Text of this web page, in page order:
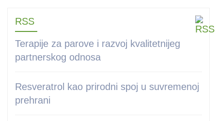
RSS
Terapije za parove i razvoj kvalitetnijeg
partnerskog odnosa
Resveratrol kao prirodni spoj u suvremenoj
prehrani